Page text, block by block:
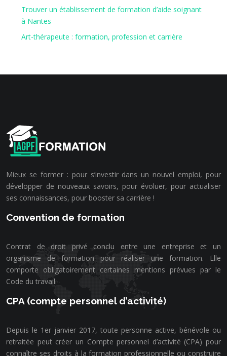
Trouver un établissement de formation d’aide soignant
à Nantes
Art-thérapeute : formation, profession et carrière
Mieux se former : pour s’investir dans un nouvel emploi, pour
développer de nouveaux savoirs, pour évoluer, pour actualiser
ses connaissances, pour booster sa carrière !
Convention de formation
Contrat de droit privé conclu entre une entreprise et un
organisme de formation pour réaliser une formation. Elle
comporte obligatoirement certaines mentions prévues par le
Code du travail.
CPA (compte personnel d’activité)
Depuis le 1er janvier 2017, toute personne active, bénévole ou
retraitée peut créer un Compte personnel d’activité (CPA) pour
connaître ses droits à la formation professionnelle ou construire